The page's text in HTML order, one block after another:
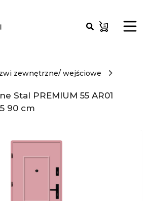
zewnętrzne/ wejściowe
Stal PREMIUM 55 AR01
90 cm